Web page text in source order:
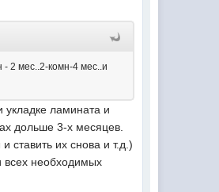
- 2 мес..2-комн-4 мес..и
укладке ламината и
дольше 3-х месяцев.
ставить их снова и т.д.)
всех необходимых